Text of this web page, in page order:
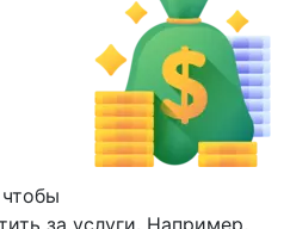
за услуги. Например,